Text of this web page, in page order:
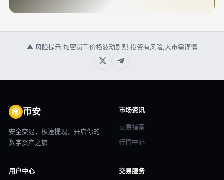
⚠ 风险提示:加密货币价格波动剧烈,投资有风险,入市需谨慎
币安
安全交易，极速提现，开启你的
数字资产之旅
市场资讯
交易指南
行情中心
用户中心 交易服务